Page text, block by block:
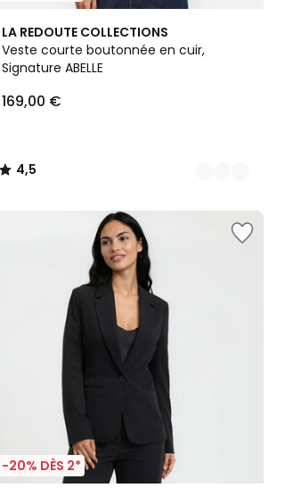
LA REDOUTE COLLECTIONS
Veste courte boutonnée en cuir,
Signature ABELLE
169,00 €
4,5
/ 5
2
Couleurs
4,5
/
-20% DÈS 2*